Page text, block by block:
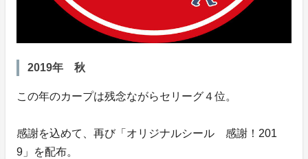
2019年 秋
この年のカープは残念ながらセリーグ４位。
感謝を込めて、再び「オリジナルシール 感謝！201
9」を配布。